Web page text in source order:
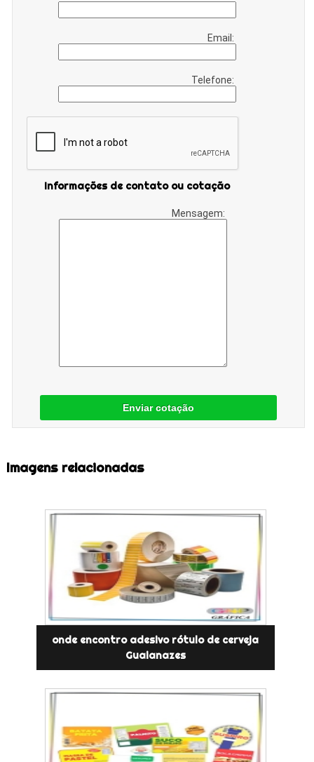
Email:
Telefone:
Informações de contato ou cotação
Mensagem:
Enviar cotação
Imagens relacionadas
onde encontro adesivo rótulo de cerveja
Guaianazes